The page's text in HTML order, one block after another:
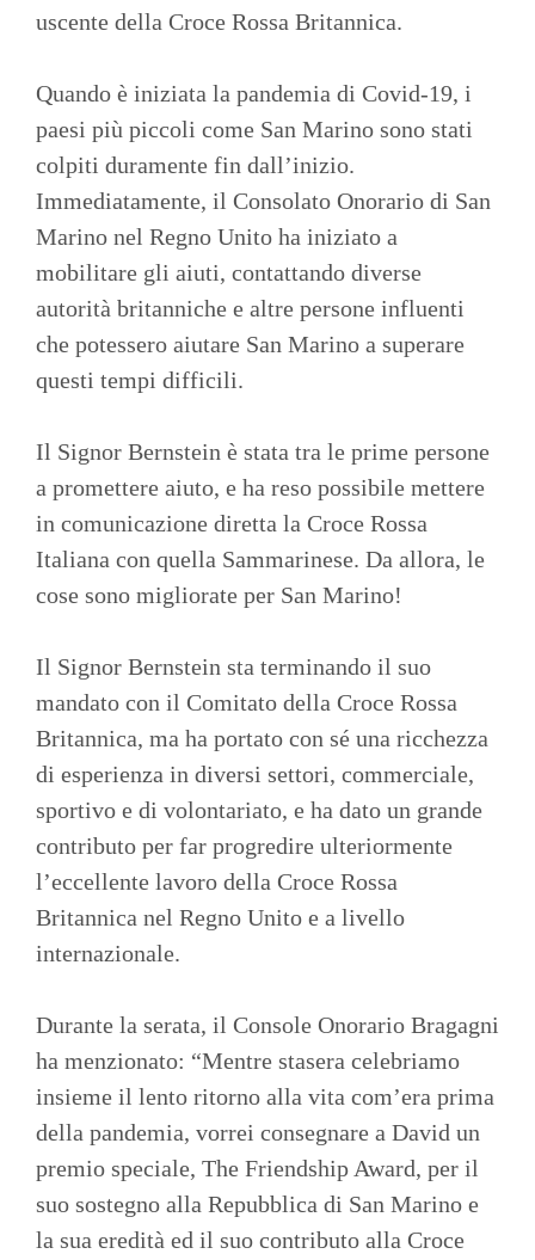
uscente della Croce Rossa Britannica.
Quando è iniziata la pandemia di Covid-19, i
paesi più piccoli come San Marino sono stati
colpiti duramente fin dall’inizio.
Immediatamente, il Consolato Onorario di San
Marino nel Regno Unito ha iniziato a
mobilitare gli aiuti, contattando diverse
autorità britanniche e altre persone influenti
che potessero aiutare San Marino a superare
questi tempi difficili.
Il Signor Bernstein è stata tra le prime persone
a promettere aiuto, e ha reso possibile mettere
in comunicazione diretta la Croce Rossa
Italiana con quella Sammarinese. Da allora, le
cose sono migliorate per San Marino!
Il Signor Bernstein sta terminando il suo
mandato con il Comitato della Croce Rossa
Britannica, ma ha portato con sé una ricchezza
di esperienza in diversi settori, commerciale,
sportivo e di volontariato, e ha dato un grande
contributo per far progredire ulteriormente
l’eccellente lavoro della Croce Rossa
Britannica nel Regno Unito e a livello
internazionale.
Durante la serata, il Console Onorario Bragagni
ha menzionato: “Mentre stasera celebriamo
insieme il lento ritorno alla vita com’era prima
della pandemia, vorrei consegnare a David un
premio speciale, The Friendship Award, per il
suo sostegno alla Repubblica di San Marino e
la sua eredità ed il suo contributo alla Croce